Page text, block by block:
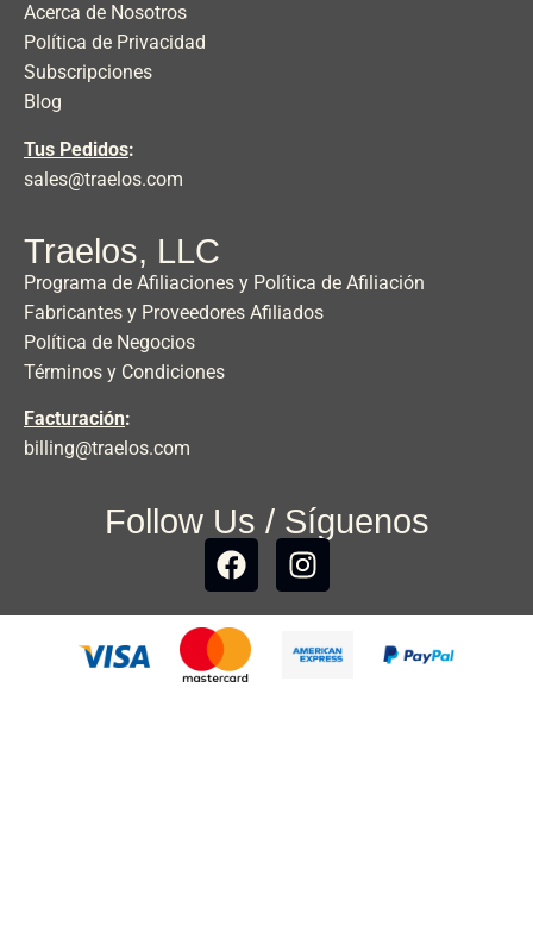
Acerca de Nosotros
Política de Privacidad
Subscripciones
Blog
Tus Pedidos:
sales@traelos.com
Traelos, LLC
Programa de Afiliaciones y Política de Afiliación
Fabricantes y Proveedores Afiliados
Política de Negocios
Términos y Condiciones
Facturación:
billing@traelos.com
Follow Us / Síguenos